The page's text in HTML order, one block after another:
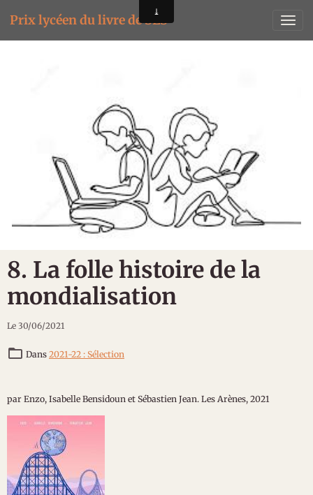
Prix lycéen du livre de SES
8. La folle histoire de la
mondialisation
Le 30/06/2021
Dans 2021-22 : Sélection
par Enzo, Isabelle Bensidoun et Sébastien Jean. Les Arènes, 2021